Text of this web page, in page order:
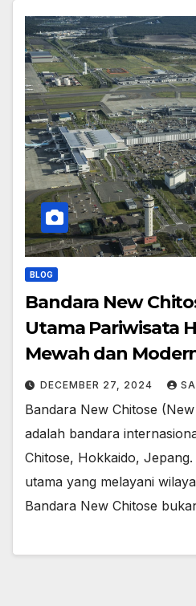
BLOG
Bandara New
Utama Pariwisata
Mewah dan
DECEMBER 27, 2024
Bandara New Chitose
adalah bandara
Chitose, Hokkaido,
utama yang melayani
Bandara New Chitose